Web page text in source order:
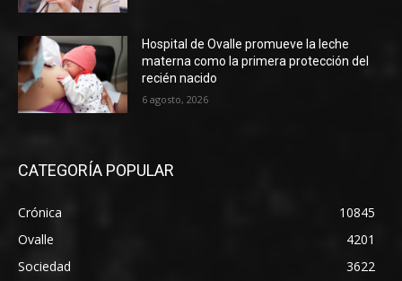
Hospital de Ovalle promueve la leche
materna como la primera protección del
recién nacido
6 agosto, 2026
CATEGORÍA POPULAR
Crónica
10845
Ovalle
4201
Sociedad
3622